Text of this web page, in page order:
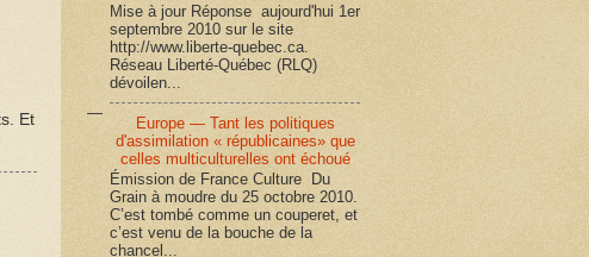
Et
Mise à jour Réponse aujourd'hui 1er
septembre 2010 sur le site
http://www.liberte-quebec.ca.
Réseau Liberté-Québec (RLQ)
dévoilen...
Europe — Tant les politiques
d'assimilation « républicaines» que
celles multiculturelles ont échoué
Émission de France Culture Du
Grain à moudre du 25 octobre 2010.
C’est tombé comme un couperet, et
c’est venu de la bouche de la
chancel...